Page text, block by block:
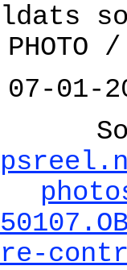
PHOTO
01-